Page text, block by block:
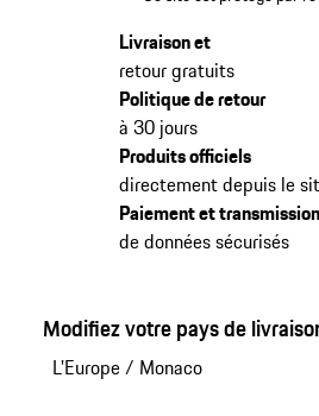
Livraison et
retour gratuits
Politique de retour
à 30 jours
Produits officiels
directement depuis le
Paiement et transmission
de données sécurisés
Modifiez votre pays de
L'Europe/ Monaco